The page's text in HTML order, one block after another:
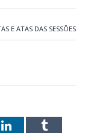
E ATAS DAS SESSÕES
LinkedInTumblr